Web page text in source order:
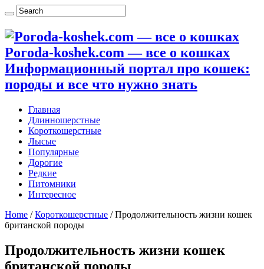
Poroda-koshek.com — все о кошках
Информационный портал про кошек:
породы и все что нужно знать
Главная
Длинношерстные
Короткошерстные
Лысые
Популярные
Дорогие
Редкие
Питомники
Интересное
Home / Короткошерстные / Продолжительность жизни кошек
британской породы
Продолжительность жизни кошек
британской породы